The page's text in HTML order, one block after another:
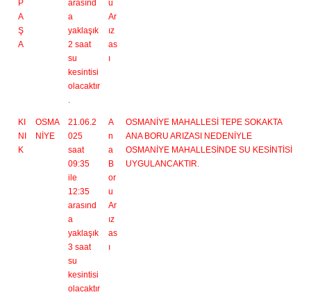
P
A
Ş
A
arasınd
a
yaklaşık
2 saat
su
kesintisi
olacaktır
.
u
Ar
ız
as
ı
KI
NI
K
OSMA
NİYE
21.06.2
025
saat
09:35
ile
12:35
arasınd
a
yaklaşık
3 saat
su
kesintisi
olacaktır
A
n
a
B
or
u
Ar
ız
as
ı
OSMANİYE MAHALLESİ TEPE SOKAKTA
ANA BORU ARIZASI NEDENİYLE
OSMANİYE MAHALLESİNDE SU KESİNTİSİ
UYGULANCAKTIR.